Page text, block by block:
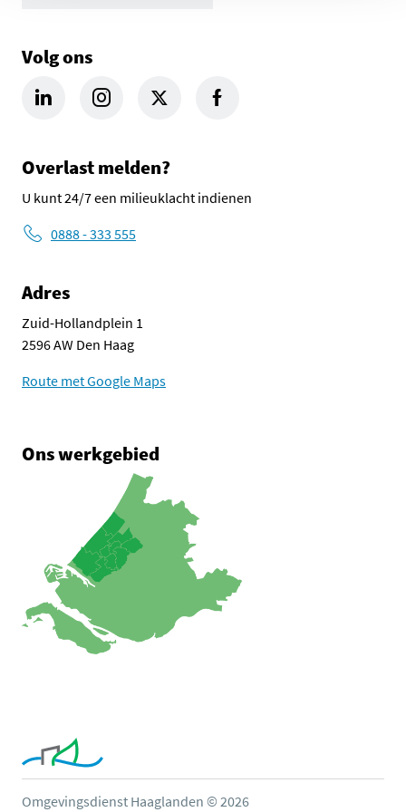
Volg ons
LinkedIn Omgevingsdienst Haaglanden (opent in een nieuw
Instagram Omgevingsdienst Haaglanden (opent in
X Omgevingsdienst Haaglanden (opent in
Facebook Omgevingsdienst
Overlast melden?
U kunt 24/7 een milieuklacht indienen
0888 - 333 555
Adres
Zuid-Hollandplein 1
2596 AW Den Haag
Route met Google Maps
Ons werkgebied
Omgevingsdienst Haaglanden © 2026